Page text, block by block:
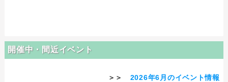
開催中・間近イベント
＞＞ 2026年6月のイベント情報